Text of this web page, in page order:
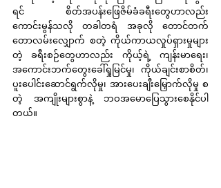
ရင် စိတ်အပန်းဖြေဇိမ်ခံခရီးတွေဟာလည်း
ကောင်းမွန်သလို တခါတရံ အခုလို တောင်တက်
တောလမ်းလျှောက် စတဲ့ ကိုယ်ကာယလှုပ်ရှားမှုများ
တဲ့ ခရီးစဉ်တွေဟာလည်း ကိုယ့်ရဲ့ ကျန်းမာရေး၊
အကောင်းဘက်တွေးခေါ်ရှုမြင်မှု၊ ကိုယ်ချင်းစာစိတ်၊
ပူးပေါင်းဆောင်ရွက်လိုမှု၊ အားပေးချီးမြှောက်လိုမှု စ
တဲ့ အကျိုးများစွာနဲ့ ဘဝအမောပြေသွားစေနိုင်ပါ
တယ်။